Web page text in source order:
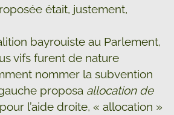
était, justement,
bayrouiste au Parlement,
vifs furent de nature
nommer la subvention
proposa allocation de
l’aide droite, « allocation »